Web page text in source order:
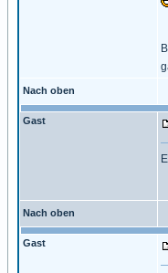
Nach oben
Gast
Nach oben
Gast